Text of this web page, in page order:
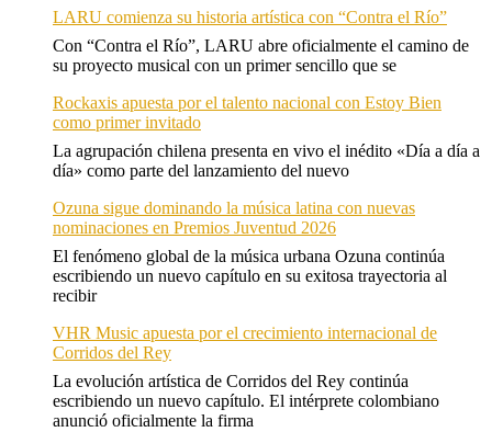
LARU comienza su historia artística con “Contra el Río”
Con “Contra el Río”, LARU abre oficialmente el camino de
su proyecto musical con un primer sencillo que se
Rockaxis apuesta por el talento nacional con Estoy Bien
como primer invitado
La agrupación chilena presenta en vivo el inédito «Día a día a
día» como parte del lanzamiento del nuevo
Ozuna sigue dominando la música latina con nuevas
nominaciones en Premios Juventud 2026
El fenómeno global de la música urbana Ozuna continúa
escribiendo un nuevo capítulo en su exitosa trayectoria al
recibir
VHR Music apuesta por el crecimiento internacional de
Corridos del Rey
La evolución artística de Corridos del Rey continúa
escribiendo un nuevo capítulo. El intérprete colombiano
anunció oficialmente la firma